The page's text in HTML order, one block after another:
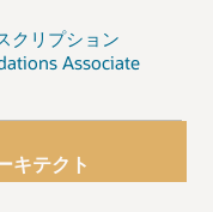
クリプション
Associate
キテクト